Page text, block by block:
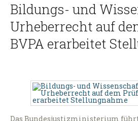
Bildungs- und
Urheberrecht auf
BVPA erarbeitet
Das Bundesjustizministerium